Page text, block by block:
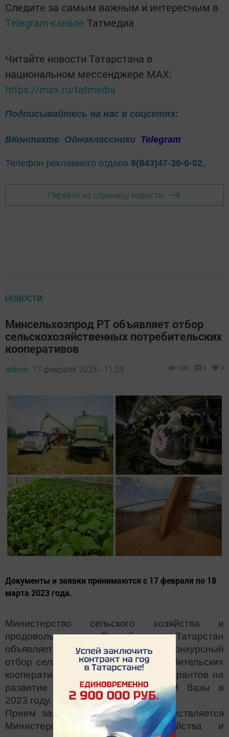
Следите за самым важным и интересным в
Telegram-канале Татмедиа
Читайте новости Татарстана в
национальном мессенджере MАХ:
https://max.ru/tatmedia
Подписывайтесь на нас в соцсетях:
ВКонтакте Одноклассники Telegram
Телефон рекламного отдела 8(843)47-30-0-02.
Перейти на страницу новости
НОВОСТИ
Минсельхозпрод РТ объявляет отбор
сельскохозяйственных потребительских
кооперативов
admin, 17 февраля 2023 - 11:33 1060 0 0
Документы и заявки принимаются с 17 февраля по 18
марта 2023 года.
Министерство сельского хозяйства и
продовольствия Республики Татарстан
объявляет о приёме документов на конкурсный
отбор сельскохозяйственных потребительских
кооперативов для предоставления грантов на
развитие материально-технической базы в
2023 году.
Прием заявок и документов осуществляется
Министерством сельского хозяйства и